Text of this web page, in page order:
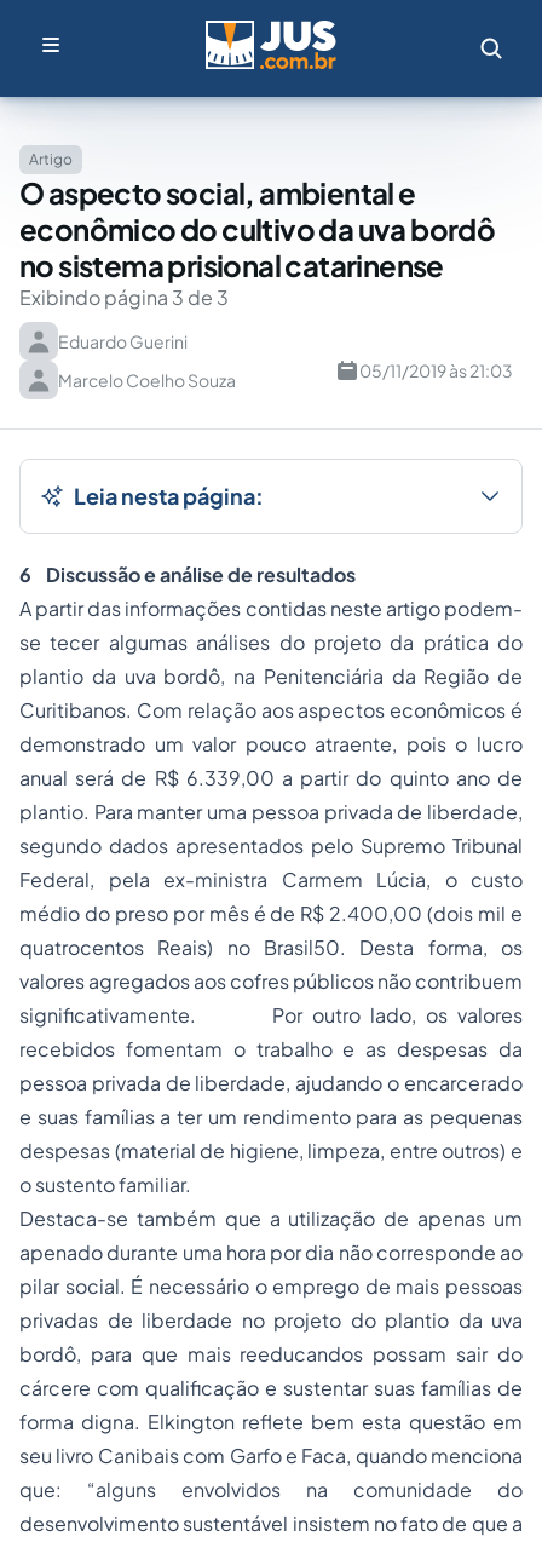
Artigo
O aspecto social, ambiental e
econômico do cultivo da uva bordô
no sistema prisional catarinense
Exibindo página 3 de 3
Eduardo Guerini
Marcelo Coelho Souza
05/11/2019 às 21:03
Leia nesta página:
6 Discussão e análise de resultados
A partir das informações contidas neste artigo podem-
se tecer algumas análises do projeto da prática do
plantio da uva bordô, na Penitenciária da Região de
Curitibanos. Com relação aos aspectos econômicos é
demonstrado um valor pouco atraente, pois o lucro
anual será de R$ 6.339,00 a partir do quinto ano de
plantio. Para manter uma pessoa privada de liberdade,
segundo dados apresentados pelo Supremo Tribunal
Federal, pela ex-ministra Carmem Lúcia, o custo
médio do preso por mês é de R$ 2.400,00 (dois mil e
quatrocentos Reais) no Brasil50. Desta forma, os
valores agregados aos cofres públicos não contribuem
significativamente. Por outro lado, os valores
recebidos fomentam o trabalho e as despesas da
pessoa privada de liberdade, ajudando o encarcerado
e suas famílias a ter um rendimento para as pequenas
despesas (material de higiene, limpeza, entre outros) e
o sustento familiar.
Destaca-se também que a utilização de apenas um
apenado durante uma hora por dia não corresponde ao
pilar social. É necessário o emprego de mais pessoas
privadas de liberdade no projeto do plantio da uva
bordô, para que mais reeducandos possam sair do
cárcere com qualificação e sustentar suas famílias de
forma digna. Elkington reflete bem esta questão em
seu livro Canibais com Garfo e Faca, quando menciona
que: “alguns envolvidos na comunidade do
desenvolvimento sustentável insistem no fato de que a